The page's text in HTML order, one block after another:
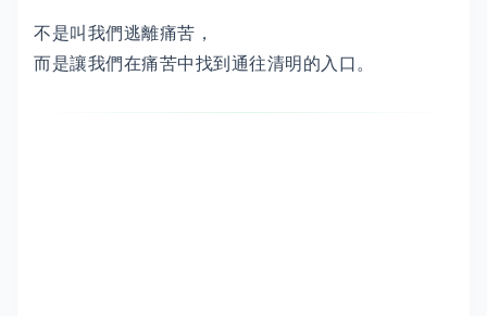
不是叫我們逃離痛苦，
而是讓我們在痛苦中找到通往清明的入口。